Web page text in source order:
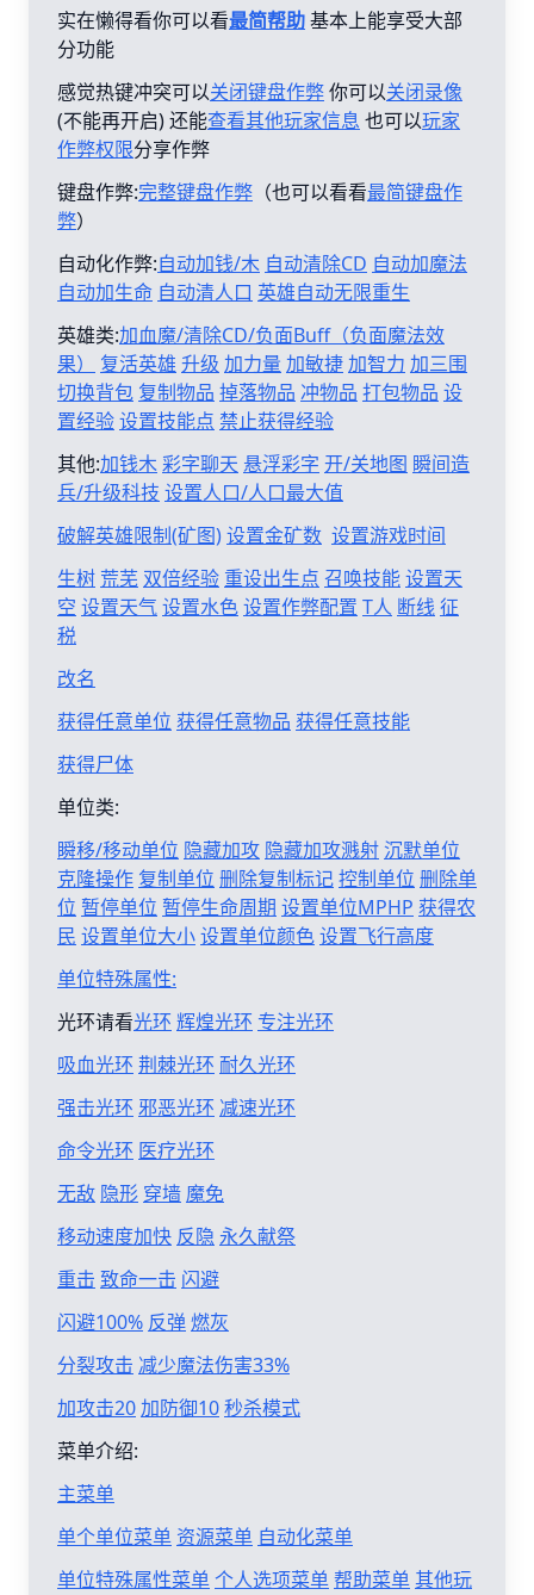
实在懒得看你可以看最简帮助基本上能享受大部
分功能
感觉热键冲突可以关闭键盘作弊你可以关闭录像
(不能再开启) 还能查看其他玩家信息 也可以玩家
作弊权限分享作弊
键盘作弊:完整键盘作弊 （也可以看看最简键盘作
弊）
自动化作弊:自动加钱/木 自动清除CD 自动加魔法
自动加生命 自动清人口 英雄自动无限重生
英雄类:加血魔/清除CD/负面Buff（负面魔法效
果）
复活英雄 升级 加力量 加敏捷加智力 加三围
切换背包 复制物品 掉落物品 冲物品 打包物品 设
置经验设置技能点 禁止获得经验
其他:加钱木彩字聊天 悬浮彩字 开/关地图 瞬间造
兵/升级科技 设置人口/人口最大值
破解英雄限制(矿图)设置金矿数 设置游戏时间
生树 荒芜 双倍经验 重设出生点 召唤技能设置天
空 设置天气设置水色设置作弊配置 T人 断线征
税
改名
获得任意单位 获得任意物品 获得任意技能
获得尸体
单位类:
瞬移/移动单位 隐藏加攻 隐藏加攻溅射沉默单位
克隆操作 复制单位 删除复制标记控制单位 删除单
位 暂停单位 暂停生命周期 设置单位MPHP 获得农
民 设置单位大小设置单位颜色设置飞行高度
单位特殊属性:
光环请看光环 辉煌光环 专注光环
吸血光环 荆棘光环 耐久光环
强击光环 邪恶光环 减速光环
命令光环 医疗光环
无敌 隐形 穿墙 魔免
移动速度加快 反隐 永久献祭
重击 致命一击 闪避
闪避100% 反弹燃灰
分裂攻击 减少魔法伤害33%
加攻击20加防御10秒杀模式
菜单介绍:
主菜单
单个单位菜单 资源菜单 自动化菜单
单位特殊属性菜单个人选项菜单帮助菜单其他玩